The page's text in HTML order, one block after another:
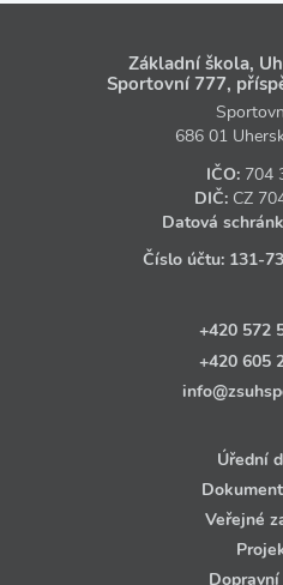
Základní škola,
Sportovní 777,
686 01
IČO: 704
DIČ: CZ
Datová
Číslo účtu:
+420 572
+420 605
Úřední
Veřejné